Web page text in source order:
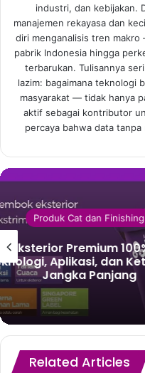
industri, dan kebijakan.
manajemen rekayasa dan
diri menganalisis tren
pabrik Indonesia hingga
terbarukan. Tulisannya
lazim: bagaimana teknologi
masyarakat — tidak hanya
aktif sebagai kontributor
percaya bahwa data
Produk
Politur
Lengkap untuk
Related Articles